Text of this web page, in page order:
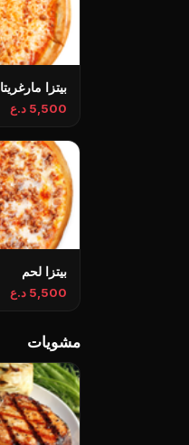
بيتزا مارغريتا
5,500 د.ع
بيتزا لحم
5,500 د.ع
مشويات